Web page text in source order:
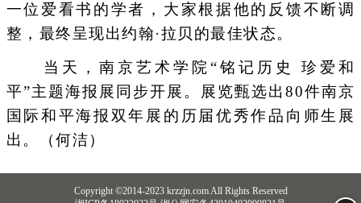
一位爱看书的学者，大家根据他的反馈不断调
整，最终呈现出约翰·拉贝的最佳状态。
当天，南京艺术学院“铭记历史 珍爱和
平”主题海报展同步开展。展览甄选出80件南京
国际和平海报双年展的历届优秀作品向师生展
出。（何洁）
Copyright ©2014-2023 krzzjn.com All Rights Reserved